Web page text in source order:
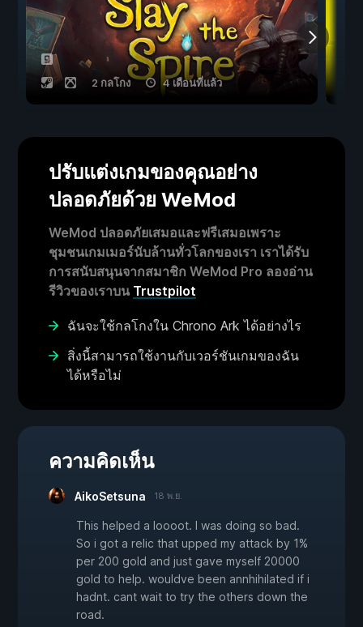
2 กลโกง 4 เดือนที่แล้ว
ปรับแต่งเกมของคุณอย่าง
ปลอดภัยด้วย WeMod
WeMod ปลอดภัยเสมอและฟรีเสมอเพราะ
ชุมชนเกมเมอร์นับล้านทั่วโลกของเรา เราได้รับ
การสนับสนุนจากสมาชิก WeMod Pro ลองอ่าน
รีวิวของเราบน Trustpilot
ฉันจะใช้กลโกงใน Chrono Ark ได้อย่างไร
สิ่งนี้สามารถใช้งานกับเวอร์ชันเกมของฉัน
ได้หรือไม่
ความคิดเห็น
AikoSetsuna 18 พ.ย.
This helped a loooot. I was doing so bad.
So i got a relic that upped my attack by 1%
per 200 gold and just gave myself 20000
gold to help. wouldve been annhihilated if i
hadnt. cant wait to try the others down the
road.